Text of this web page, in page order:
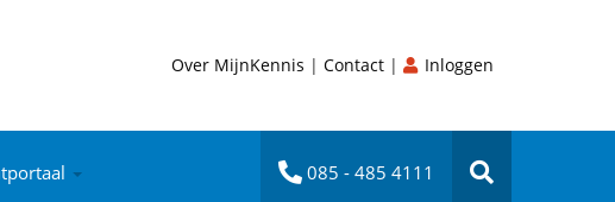
Over MijnKennis | Contact | Inloggen
085 - 485 4111